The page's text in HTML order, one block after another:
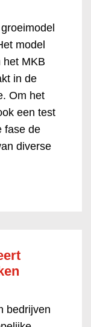
model
het MKB
in de
Om het
een test
fase de
diverse
bedrijven